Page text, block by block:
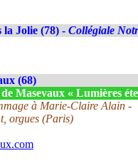
la Jolie (78) - Collégiale
(68)
Masevaux « Lumières
à Marie-Claire Alain -
orgues (Paris)